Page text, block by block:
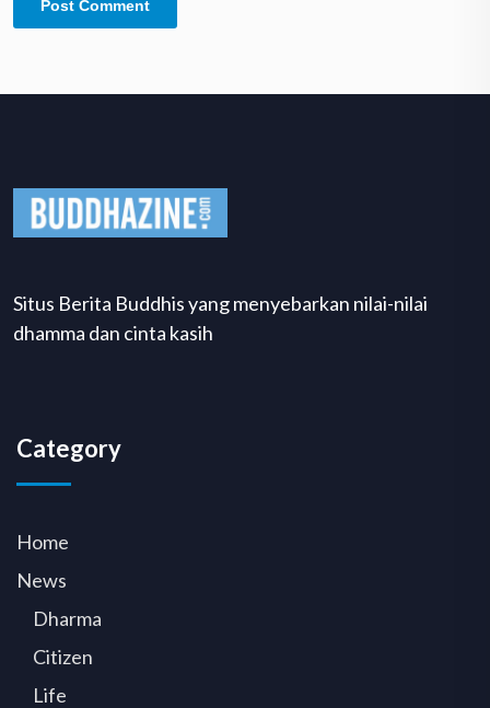
Situs Berita Buddhis yang menyebarkan nilai-nilai
dhamma dan cinta kasih
Category
Home
News
Dharma
Citizen
Life